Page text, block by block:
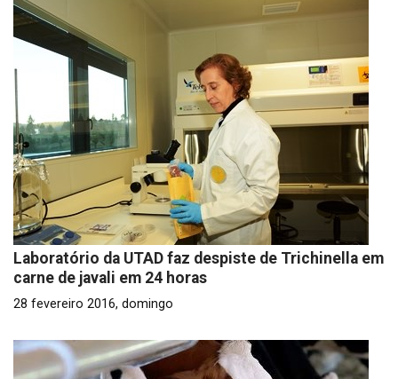
Laboratório da UTAD faz despiste de Trichinella em
carne de javali em 24 horas
28 fevereiro 2016, domingo